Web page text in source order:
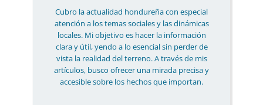
Cubro la actualidad hondureña con especial
atención a los temas sociales y las dinámicas
locales. Mi objetivo es hacer la información
clara y útil, yendo a lo esencial sin perder de
vista la realidad del terreno. A través de mis
artículos, busco ofrecer una mirada precisa y
accesible sobre los hechos que importan.